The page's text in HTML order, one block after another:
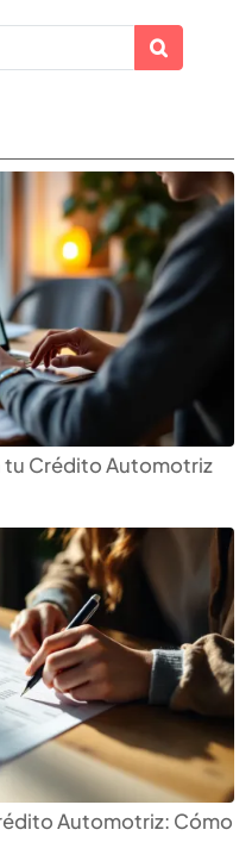
tu Crédito Automotriz
Automotriz: Cómo